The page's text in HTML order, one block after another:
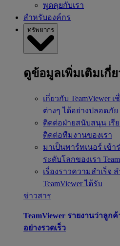
พูดคุยกับเรา
สำหรับองค์กร
ทรัพยากร
ดูข้อมูลเพิ่มเติมเกี่
เกี่ยวกับ TeamViewer เ
ต่างๆ ได้อย่างปลอดภัย
ติดต่อฝ่ายสนับสนุน เรี
ติดต่อทีมงานของเรา
มาเป็นพาร์ทเนอร์ เข้า
ระดับโลกของเรา
เรื่องราวความสำเร็จ
TeamViewer ได้รับ
ข่าวสาร
TeamViewer รายงานว่าลูก
อย่างรวดเร็ว